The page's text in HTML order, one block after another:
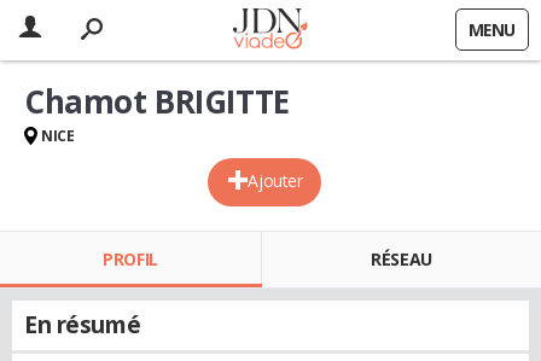
MENU
Ajouter
Chamot BRIGITTE
NICE
PROFIL RÉSEAU
En résumé